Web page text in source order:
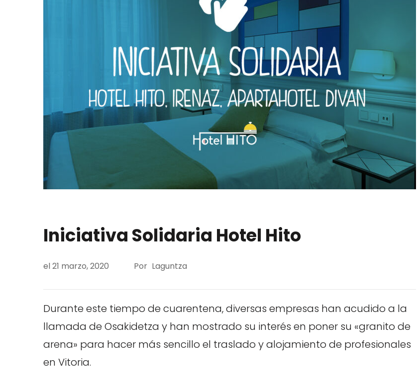
Iniciativa Solidaria Hotel Hito
el21 marzo, 2020 Por Laguntza
Durante este tiempo de cuarentena, diversas empresas han acudido a la
llamada de Osakidetza y han mostrado su interés en poner su «granito de
arena» para hacer más sencillo el traslado y alojamiento de profesionales
en Vitoria.